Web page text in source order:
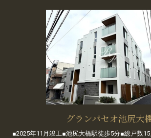
グランパセオ池尻大
■2025年11月竣工■池尻大橋駅徒歩5分■総戸数